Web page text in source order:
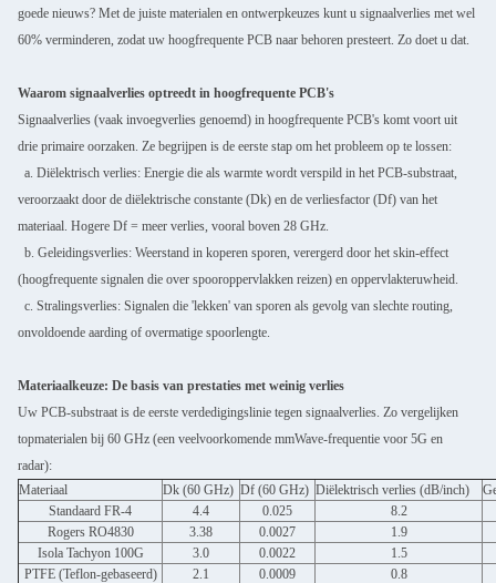
goede nieuws? Met de juiste materialen en ontwerpkeuzes kunt u signaalverlies met wel
60% verminderen, zodat uw hoogfrequente PCB naar behoren presteert. Zo doet u dat.
Waarom signaalverlies optreedt in hoogfrequente PCB's
Signaalverlies (vaak invoegverlies genoemd) in hoogfrequente PCB's komt voort uit
drie primaire oorzaken. Ze begrijpen is de eerste stap om het probleem op te lossen:
a. Diëlektrisch verlies: Energie die als warmte wordt verspild in het PCB-substraat,
veroorzaakt door de diëlektrische constante (Dk) en de verliesfactor (Df) van het
materiaal. Hogere Df = meer verlies, vooral boven 28 GHz.
b. Geleidingsverlies: Weerstand in koperen sporen, verergerd door het skin-effect
(hoogfrequente signalen die over spooroppervlakken reizen) en oppervlakteruwheid.
c. Stralingsverlies: Signalen die 'lekken' van sporen als gevolg van slechte routing,
onvoldoende aarding of overmatige spoorlengte.
Materiaalkeuze: De basis van prestaties met weinig verlies
Uw PCB-substraat is de eerste verdedigingslinie tegen signaalverlies. Zo vergelijken
topmaterialen bij 60 GHz (een veelvoorkomende mmWave-frequentie voor 5G en
radar):
Materiaal
Dk (60 GHz) Df (60 GHz) Diëlektrisch verlies (dB/inch)
Standaard FR-4
4.4 0.025
8.2
Rogers RO4830
3.38 0.0027
1.9
Isola Tachyon 100G
3.0 0.0022
1.5
PTFE (Teflon-gebaseerd)
2.1 0.0009 0.8